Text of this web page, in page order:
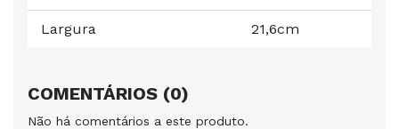
Largura 21,6cm
COMENTÁRIOS (0)
Não há comentários a este produto.